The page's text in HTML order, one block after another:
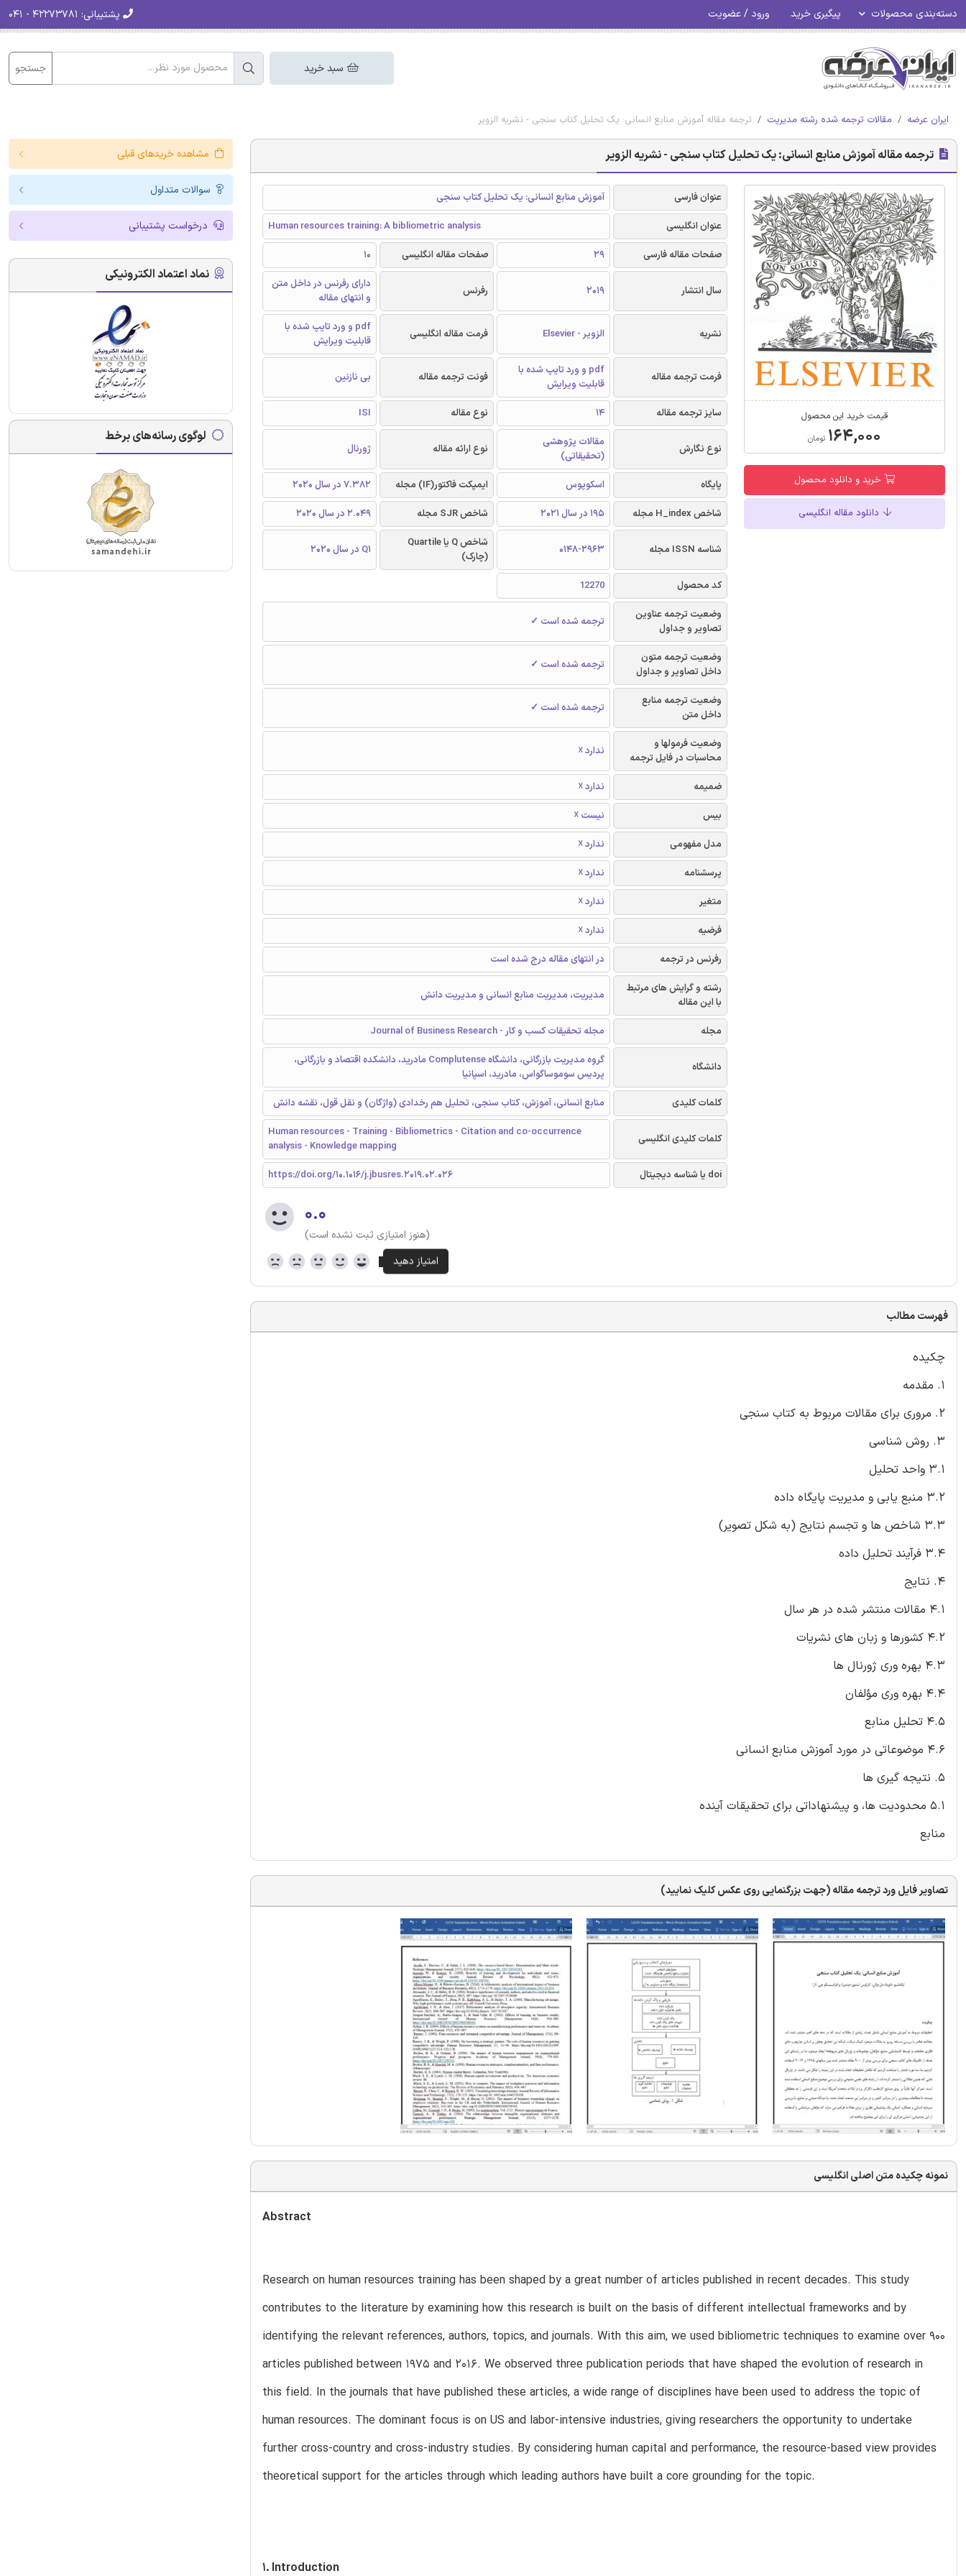
دسته‌بندی محصولات پیگیری خرید ورود / عضویت پشتیبانی:
سبد خرید جستجو
ایران عرضه مقالات ترجمه شده رشته مدیریت ترجمه مقاله آموزش منابع انسانی: یک تحلیل کتاب سنجی - نشریه الزویر
ترجمه مقاله آموزش منابع انسانی: یک تحلیل کتاب سنجی - نشریه الزویر
قیمت خرید این محصول
۱۶۴,۰۰۰ تومان
خرید و دانلود محصول
دانلود مقاله انگلیسی
عنوان فارسی
آموزش منابع انسانی: یک تحلیل کتاب سنجی
عنوان انگلیسی
Human resources training: A bibliometric analysis
صفحات مقاله فارسی
29 صفحات مقاله انگلیسی 10
سال انتشار 2019 رفرنس
دارای رفرنس در داخل متن
و انتهای مقاله
نشریه الزویر - Elsevier فرمت مقاله انگلیسی
pdf و ورد تایپ شده با
قابلیت ویرایش
فرمت ترجمه مقاله
pdf و ورد تایپ شده با
قابلیت ویرایش
فونت ترجمه مقاله بی نازنین
سایز ترجمه مقاله 14 نوع مقاله ISI
نوع نگارش
مقالات پژوهشی
(تحقیقاتی)
نوع ارائه مقاله ژورنال
پایگاه اسکوپوس ایمپکت فاکتور(IF) مجله
7.382 در سال 2020
شاخص H_index مجله
195 در سال 2021 شاخص SJR مجله 2.049 در سال 2020
شناسه ISSN مجله 0148-2963
شاخص Q یا Quartile
(چارک)
Q1 در سال 2020
کد محصول
12270
وضعیت ترجمه عناوین
تصاویر و جداول
ترجمه شده است ✓
وضعیت ترجمه متون
داخل تصاویر و جداول
ترجمه شده است ✓
وضعیت ترجمه منابع
داخل متن
ترجمه شده است ✓
وضعیت فرمولها و
محاسبات در فایل ترجمه
ندارد ☓
ضمیمه
ندارد ☓
بیس
نیست ☓
مدل مفهومی
ندارد ☓
پرسشنامه
ندارد ☓
متغیر
ندارد ☓
فرضیه
ندارد ☓
رفرنس در ترجمه
در انتهای مقاله درج شده است
رشته و گرایش های مرتبط
با این مقاله
مدیریت، مدیریت منابع انسانی و مدیریت دانش
مجله مجله تحقیقات کسب و کار - Journal of Business Research
دانشگاه
گروه مدیریت بازرگانی، دانشگاه Complutense مادرید، دانشکده اقتصاد و بازرگانی،
پردیس سوموساگواس، مادرید، اسپانیا
کلمات کلیدی
منابع انسانی، آموزش، کتاب سنجی، تحلیل هم رخدادی (واژگان) و نقل قول، نقشه دانش
کلمات کلیدی انگلیسی
Human resources - Training - Bibliometrics - Citation and co-occurrence
analysis - Knowledge mapping
doi یا شناسه دیجیتال
https://doi.org/10.1016/j.jbusres.2019.02.026
۰.۰
(هنوز امتیازی ثبت نشده است)
فهرست مطالب
چکیده
1. مقدمه
2. مروری برای مقالات مربوط به کتاب سنجی
3. روش شناسی
3.1 واحد تحلیل
3.2 منبع یابی و مدیریت پایگاه داده
3.3 شاخص ها و تجسم نتایج (به شکل تصویر)
3.4 فرآیند تحلیل داده
4. نتایج
4.1 مقالات منتشر شده در هر سال
4.2 کشورها و زبان های نشریات
4.3 بهره وری ژورنال ها
4.4 بهره وری مؤلفان
4.5 تحلیل منابع
4.6 موضوعاتی در مورد آموزش منابع انسانی
5. نتیجه گیری ها
5.1 محدودیت ها، و پیشنهاداتی برای تحقیقات آینده
منابع
تصاویر فایل ورد ترجمه مقاله (جهت بزرگنمایی روی عکس کلیک نمایید)
نمونه چکیده متن اصلی انگلیسی
Abstract
Research on human resources training has been shaped by a great number of articles published in recent decades. This study
contributes to the literature by examining how this research is built on the basis of different intellectual frameworks and by
identifying the relevant references, authors, topics, and journals. With this aim, we used bibliometric techniques to examine over 900
articles published between 1975 and 2016. We observed three publication periods that have shaped the evolution of research in
this field. In the journals that have published these articles, a wide range of disciplines have been used to address the topic of
human resources. The dominant focus is on US and labor-intensive industries, giving researchers the opportunity to undertake
further cross-country and cross-industry studies. By considering human capital and performance, the resource-based view provides
theoretical support for the articles through which leading authors have built a core grounding for the topic.
1. Introduction
مشاهده خریدهای قبلی
سوالات متداول
درخواست پشتیبانی
نماد اعتماد الکترونیکی
لوگوی رسانه‌های برخط